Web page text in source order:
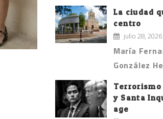
La ciudad
centro
julio 28, 2026
María
González
y Santa
age